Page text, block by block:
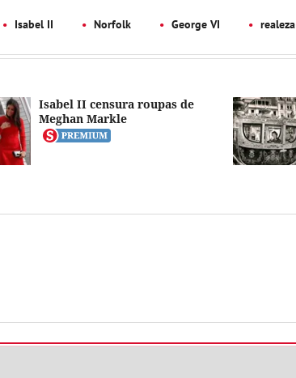
Isabel II Norfolk George VI realeza
Isabel II censura roupas de
Meghan Markle